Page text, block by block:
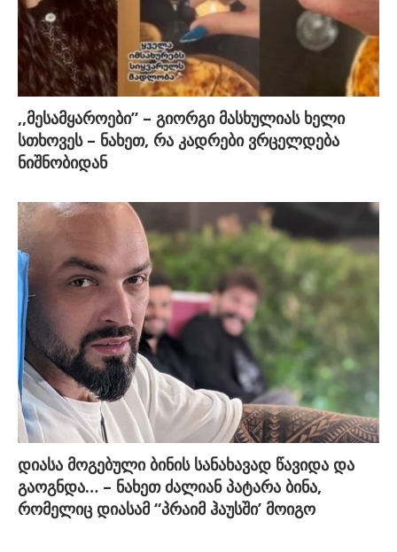
,,მესამყაროები” – გიორგი მასხულიას ხელი
სთხოვეს – ნახეთ, რა კადრები ვრცელდება
ნიშნობიდან
დიასა მოგებული ბინის სანახავად წავიდა და
გაოგნდა… – ნახეთ ძალიან პატარა ბინა,
რომელიც დიასამ “პრაიმ ჰაუსში’ მოიგო